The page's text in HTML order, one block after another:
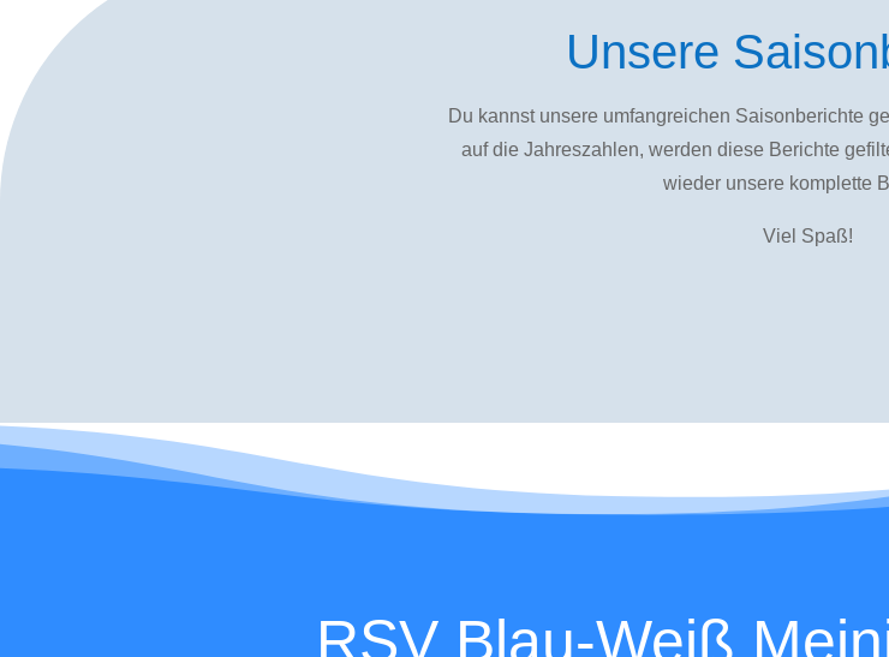
Unsere
Du kannst unsere umfangreichen Saisonberichte
auf die Jahreszahlen, werden diese Berichte
wieder unsere komplette
Viel Spaß!
RSV Blau-Weiß